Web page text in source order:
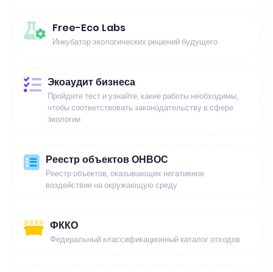
Free-Eco Labs
Инкубатор экологических решений будущего
Экоаудит бизнеса
Пройдите тест и узнайте, какие работы необходимы,
чтобы соответствовать законодательству в сфере
экологии
Реестр объектов ОНВОС
Реестр объектов, оказывающих негативное
воздействие на окружающую среду
ФККО
Федеральный классификационный каталог отходов